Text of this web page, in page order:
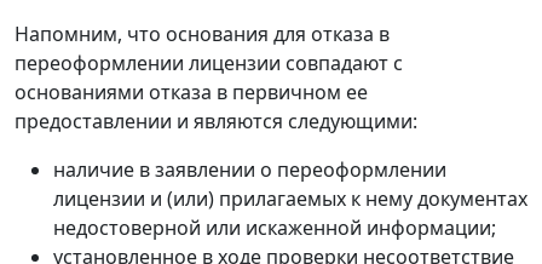
Напомним, что основания для отказа в
переоформлении лицензии совпадают с
основаниями отказа в первичном ее
предоставлении и являются следующими:
наличие в заявлении о переоформлении
лицензии и (или) прилагаемых к нему документах
недостоверной или искаженной информации;
установленное в ходе проверки несоответствие